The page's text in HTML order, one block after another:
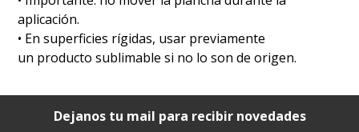
aplicación.
•⁠ ⁠En superficies rígidas, usar previamente
un producto sublimable si no lo son de origen.
Dejanos tu mail para recibir novedades